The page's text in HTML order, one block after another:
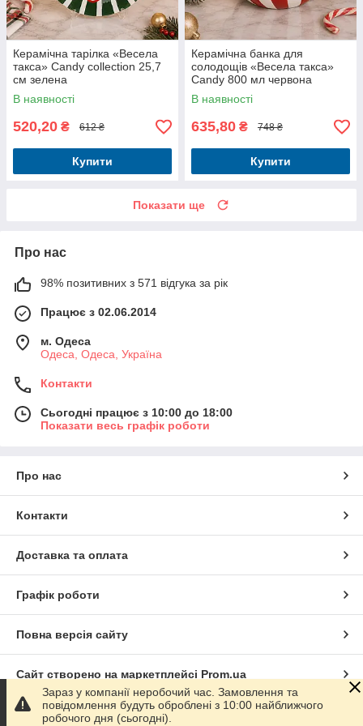
Керамічна тарілка «Весела
такса» Candy collection 25,7
см зелена
В наявності
520,20 ₴ 612 ₴
Купити
Керамічна банка для
солодощів «Весела такса»
Candy 800 мл червона
В наявності
635,80 ₴ 748 ₴
Купити
Показати ще
Про нас
98% позитивних з 571 відгука за рік
Працює з 02.06.2014
м. Одеса
Одеса, Одеса, Україна
Контакти
Сьогодні працює з 10:00 до 18:00
Показати весь графік роботи
Про нас
Контакти
Доставка та оплата
Графік роботи
Повна версія сайту
Сайт створено на маркетплейсі Prom.ua
Політика конфіденційності
Зараз у компанії неробочий час. Замовлення та
повідомлення будуть оброблені з 10:00 найближчого
робочого дня (сьогодні).